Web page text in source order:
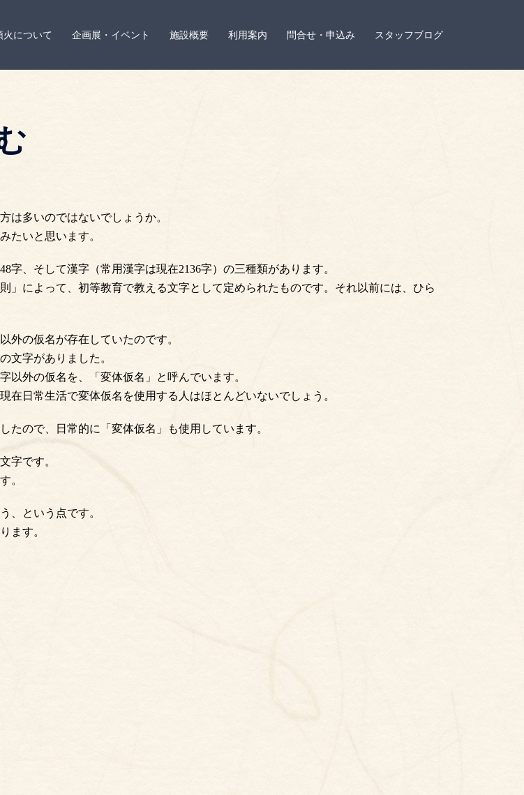
火について 企画展・イベント 施設概要 利用案内 問合せ・申込み スタッフブログ
は多いのではないでしょうか。
たいと思います。
、そして漢字（常用漢字は現在2136字）の三種類があります。
」によって、初等教育で教える文字として定められたものです。それ以前には、ひら
外の仮名が存在していたのです。
文字がありました。
以外の仮名を、「変体仮名」と呼んでいます。
日常生活で変体仮名を使用する人はほとんどいないでしょう。
たので、日常的に「変体仮名」も使用しています。
字です。
。
、という点です。
ます。